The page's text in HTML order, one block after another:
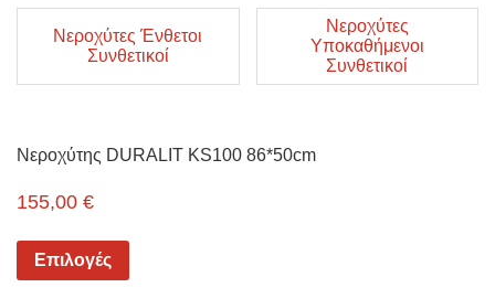
Νεροχύτες Ένθετοι
Συνθετικοί
Νεροχύτες
Υποκαθήμενοι
Συνθετικοί
Νεροχύτης DURALIT KS100 86*50cm
155,00 €
Επιλογές